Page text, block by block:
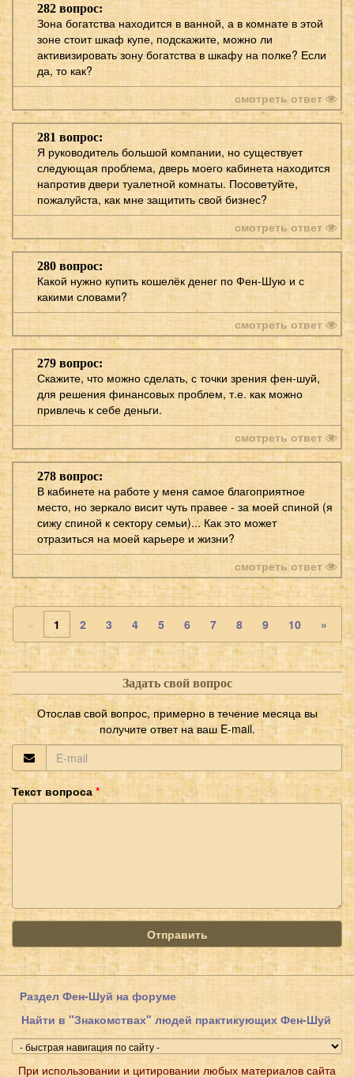
282 вопрос:
Зона богатства находится в ванной, а в комнате в этой
зоне стоит шкаф купе, подскажите, можно ли
активизировать зону богатства в шкафу на полке? Если
да, то как?
смотреть ответ
281 вопрос:
Я руководитель большой компании, но существует
следующая проблема, дверь моего кабинета находится
напротив двери туалетной комнаты. Посоветуйте,
пожалуйста, как мне защитить свой бизнес?
смотреть ответ
280 вопрос:
Какой нужно купить кошелёк денег по Фен-Шую и с
какими словами?
смотреть ответ
279 вопрос:
Скажите, что можно сделать, с точки зрения фен-шуй,
для решения финансовых проблем, т.е. как можно
привлечь к себе деньги.
смотреть ответ
278 вопрос:
В кабинете на работе у меня самое благоприятное
место, но зеркало висит чуть правее - за моей спиной (я
сижу спиной к сектору семьи)... Как это может
отразиться на моей карьере и жизни?
смотреть ответ
« 1 2 3 4 5 6 7 8 9 10 »
Задать свой вопрос
Отослав свой вопрос, примерно в течение месяца вы
получите ответ на ваш E-mail.
Текст вопроса
Отправить
Раздел Фен-Шуй на форуме
Найти в "Знакомствах" людей практикующих Фен-Шуй
При использовании и цитировании любых материалов сайта